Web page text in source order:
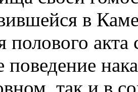
в
полового
поведение